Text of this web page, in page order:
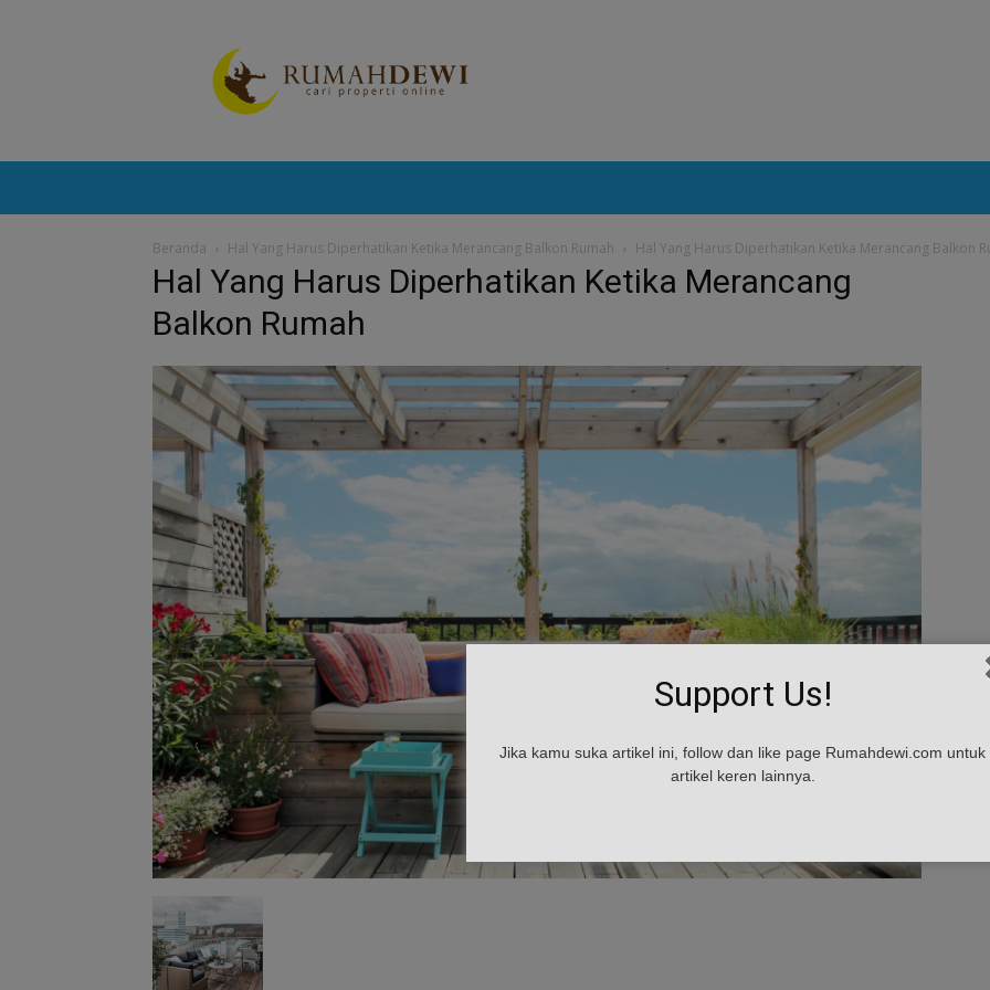
Berita
Properti
Terkini
Beranda Hal Yang Harus Diperhatikan Ketika Merancang Balkon Rumah Hal Yang Harus Diperhatikan Ketika Merancang Balkon
Hal Yang Harus Diperhatikan Ketika Merancang
Balkon Rumah
Support Us!
Jika kamu suka artikel ini, follow dan like page Rumahdewi.com untuk
artikel keren lainnya.